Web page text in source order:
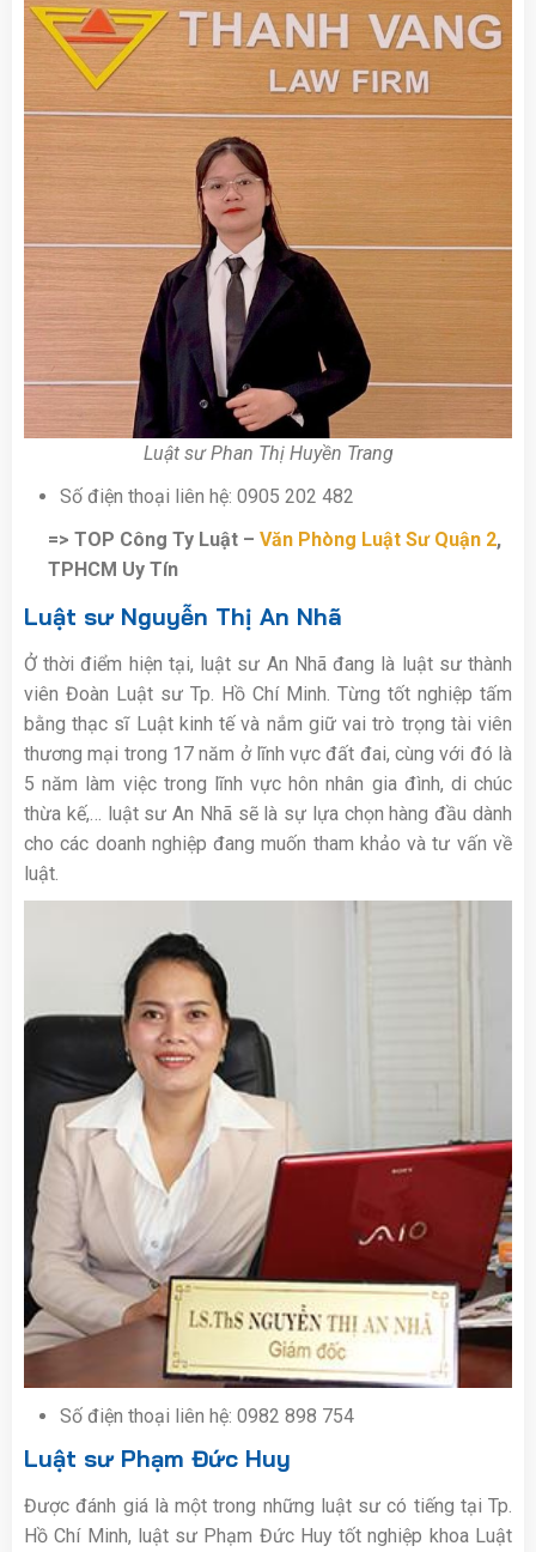
Luật sư Phan Thị Huyền Trang
Số điện thoại liên hệ: 0905 202 482
=> TOP Công Ty Luật – Văn Phòng Luật Sư Quận 2,
TPHCM Uy Tín
Luật sư Nguyễn Thị An Nhã
Ở thời điểm hiện tại, luật sư An Nhã đang là luật sư thành
viên Đoàn Luật sư Tp. Hồ Chí Minh. Từng tốt nghiệp tấm
bằng thạc sĩ Luật kinh tế và nắm giữ vai trò trọng tài viên
thương mại trong 17 năm ở lĩnh vực đất đai, cùng với đó là
5 năm làm việc trong lĩnh vực hôn nhân gia đình, di chúc
thừa kế,… luật sư An Nhã sẽ là sự lựa chọn hàng đầu dành
cho các doanh nghiệp đang muốn tham khảo và tư vấn về
luật.
Số điện thoại liên hệ: 0982 898 754
Luật sư Phạm Đức Huy
Được đánh giá là một trong những luật sư có tiếng tại Tp.
Hồ Chí Minh, luật sư Phạm Đức Huy tốt nghiệp khoa Luật